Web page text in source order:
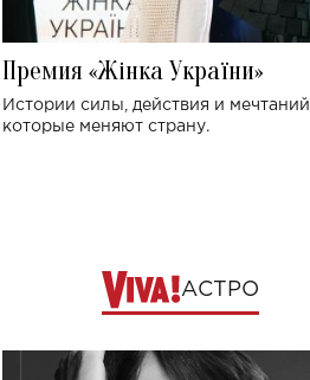
Премия «Жінка України»
Истории силы, действия и мечтаний,
которые меняют страну.
АСТРО